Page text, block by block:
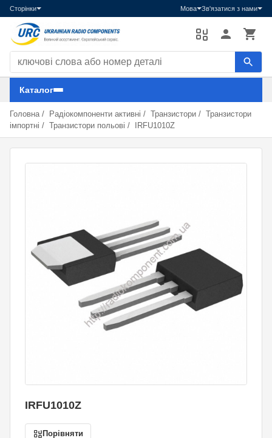
Сторінки Мова Зв'язатися з нами
Пошук компонентів
Каталог
Головна / Радіокомпоненти активні / Транзистори / Транзистори
імпортні / Транзистори польові / IRFU1010Z
IRFU1010Z
Порівняти